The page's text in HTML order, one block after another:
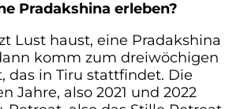
Pradakshina erleben?
Lust haust, eine Pradakshina
komm zum dreiwöchigen
das in Tiru stattfindet. Die
Jahre, also 2021 und 2022